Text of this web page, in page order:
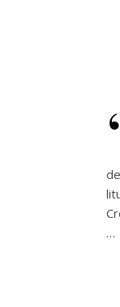
…